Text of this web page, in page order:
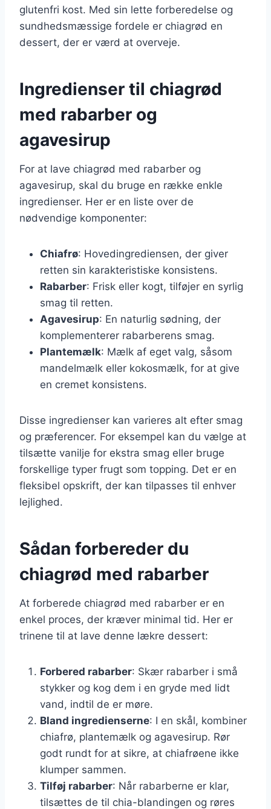
glutenfri kost. Med sin lette forberedelse og
sundhedsmæssige fordele er chiagrød en
dessert, der er værd at overveje.
Ingredienser til chiagrød
med rabarber og
agavesirup
For at lave chiagrød med rabarber og
agavesirup, skal du bruge en række enkle
ingredienser. Her er en liste over de
nødvendige komponenter:
Chiafrø: Hovedingrediensen, der giver
retten sin karakteristiske konsistens.
Rabarber: Frisk eller kogt, tilføjer en syrlig
smag til retten.
Agavesirup: En naturlig sødning, der
komplementerer rabarberens smag.
Plantemælk: Mælk af eget valg, såsom
mandelmælk eller kokosmælk, for at give
en cremet konsistens.
Disse ingredienser kan varieres alt efter smag
og præferencer. For eksempel kan du vælge at
tilsætte vanilje for ekstra smag eller bruge
forskellige typer frugt som topping. Det er en
fleksibel opskrift, der kan tilpasses til enhver
lejlighed.
Sådan forbereder du
chiagrød med rabarber
At forberede chiagrød med rabarber er en
enkel proces, der kræver minimal tid. Her er
trinene til at lave denne lækre dessert:
Forbered rabarber: Skær rabarber i små
stykker og kog dem i en gryde med lidt
vand, indtil de er møre.
Bland ingredienserne: I en skål, kombiner
chiafrø, plantemælk og agavesirup. Rør
godt rundt for at sikre, at chiafrøene ikke
klumper sammen.
Tilføj rabarber: Når rabarberne er klar,
tilsættes de til chia-blandingen og røres